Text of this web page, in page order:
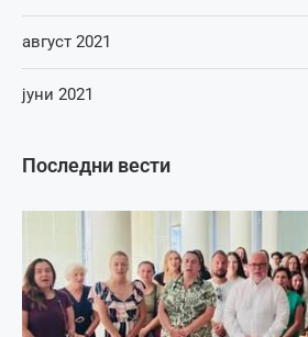
Последни вести
август 2021
јуни 2021